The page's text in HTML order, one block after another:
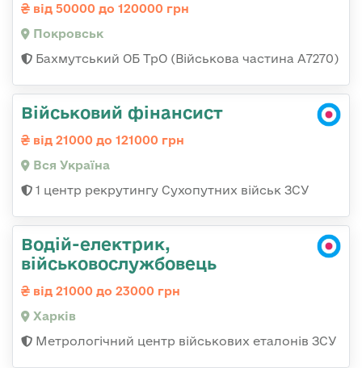
від 50000 до 120000 грн
Покровськ
Бахмутський ОБ ТрО (Військова частина А7270)
Військовий фінансист
від 21000 до 121000 грн
Вся Україна
1 центр рекрутингу Сухопутних військ ЗСУ
Водій-електрик,
військовослужбовець
від 21000 до 23000 грн
Харків
Метрологічний центр військових еталонів ЗСУ